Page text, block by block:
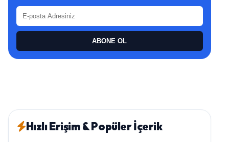
ABONE OL
Hızlı Erişim & Popüler İçerik